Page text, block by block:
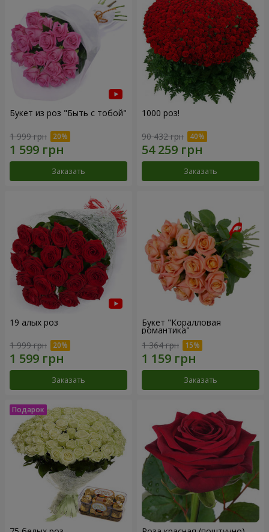
Букет из роз "Быть с тобой"
1 999 грн
Заказать
1000 роз!
90 432 грн
Заказать
19 алых роз
1 999 грн
Заказать
Букет "Коралловая
романтика"
1 364 грн
Заказать